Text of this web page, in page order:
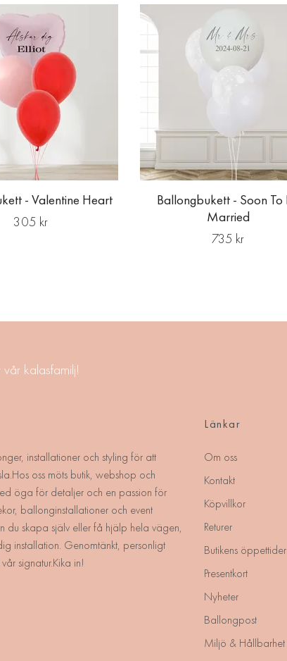
- Valentine Heart
305 kr
Ballongbukett - Soon To
Married
735 kr
kalasfamilj!
installationer och styling för att
oss möts butik, webshop och
öga för detaljer och en passion för
ballonginstallationer och event
du skapa själv eller få hjälp hela vägen,
installation. Genomtänkt, personligt
signatur.Kika in!
Länkar
Om oss
Kontakt
Köpvillkor
Returer
Butikens öppettider
Presentkort
Nyheter
Ballongpost
Miljö & Hållbarhet